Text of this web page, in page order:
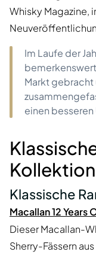
Whisky Magazine,
Im Laufe der
Markt gebracht
einen
Klassische
Macallan 12 Years
Dieser Macallan-
Sherry-Fässern